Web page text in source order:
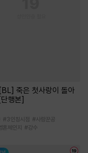
[BL] 죽은 첫사랑이 돌아
행본]
#3인칭시점 #사랑꾼공
체인지 #강수